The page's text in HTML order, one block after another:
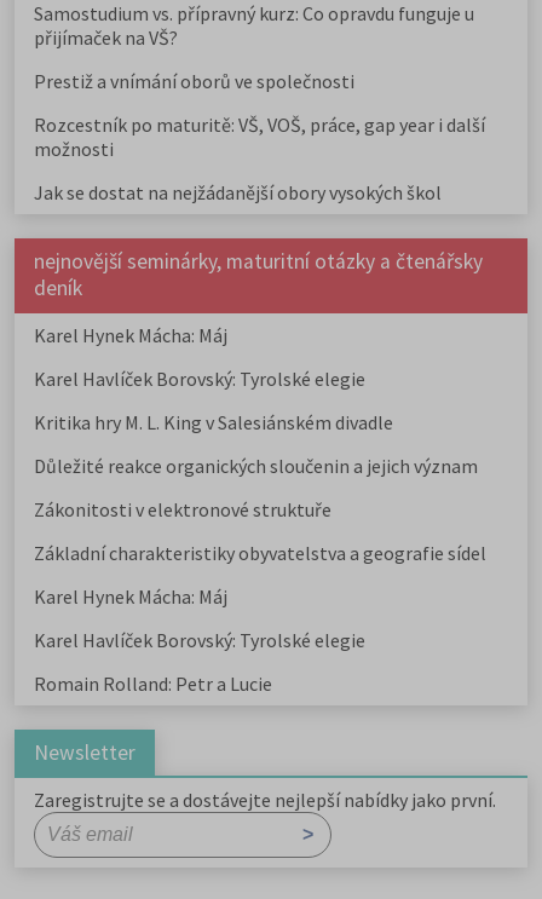
Samostudium vs. přípravný kurz: Co opravdu funguje u
přijímaček na VŠ?
Prestiž a vnímání oborů ve společnosti
Rozcestník po maturitě: VŠ, VOŠ, práce, gap year i další
možnosti
Jak se dostat na nejžádanější obory vysokých škol
nejnovější seminárky, maturitní otázky a čtenářsky
deník
Karel Hynek Mácha: Máj
Karel Havlíček Borovský: Tyrolské elegie
Kritika hry M. L. King v Salesiánském divadle
Důležité reakce organických sloučenin a jejich význam
Zákonitosti v elektronové struktuře
Základní charakteristiky obyvatelstva a geografie sídel
Karel Hynek Mácha: Máj
Karel Havlíček Borovský: Tyrolské elegie
Romain Rolland: Petr a Lucie
Newsletter
Zaregistrujte se a dostávejte nejlepší nabídky jako první.